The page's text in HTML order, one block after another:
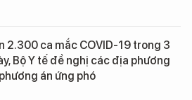
2.300 ca mắc COVID-19 trong 3
Bộ Y tế đề nghị các địa phương
án ứng phó